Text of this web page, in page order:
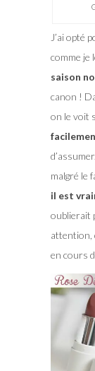
J’ai opté
comme je
saison
canon !
on le voit
d’assumer.
malgré le
il est
oublierait
attention,
en cours